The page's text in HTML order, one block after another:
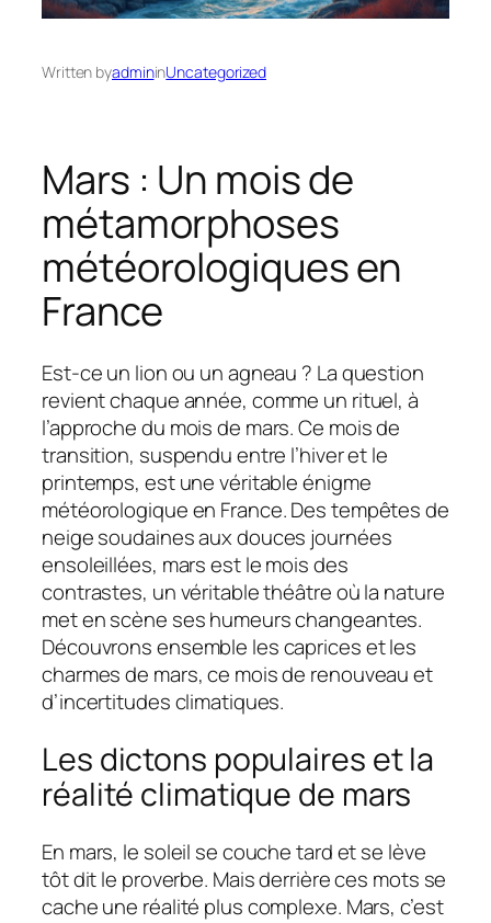
Written byadmininUncategorized
Mars : Un mois de
métamorphoses
météorologiques en
France
Est-ce un lion ou un agneau ? La question
revient chaque année, comme un rituel, à
l’approche du mois de mars. Ce mois de
transition, suspendu entre l’hiver et le
printemps, est une véritable énigme
météorologique en France. Des tempêtes de
neige soudaines aux douces journées
ensoleillées, mars est le mois des
contrastes, un véritable théâtre où la nature
met en scène ses humeurs changeantes.
Découvrons ensemble les caprices et les
charmes de mars, ce mois de renouveau et
d’incertitudes climatiques.
Les dictons populaires et la
réalité climatique de mars
En mars, le soleil se couche tard et se lève
tôt dit le proverbe. Mais derrière ces mots se
cache une réalité plus complexe. Mars, c’est